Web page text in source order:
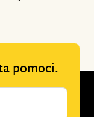
pomoci.